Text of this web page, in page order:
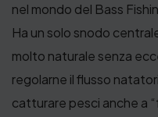
nel mondo del Bass
Ha un solo snodo
molto naturale senza
regolarne il flusso
catturare pesci anche a